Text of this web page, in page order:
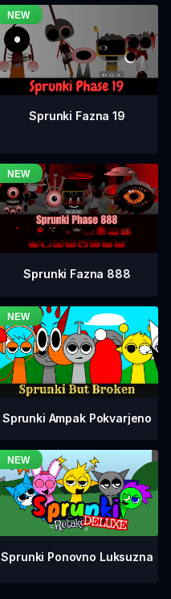
Sprunki Fazna 19
Sprunki Fazna 888
Sprunki Ampak Pokvarjeno
Sprunki Ponovno Luksuzna